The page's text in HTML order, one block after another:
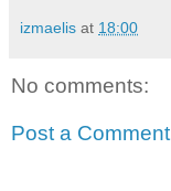
izmaelis at 18:00
No comments:
Post a Comment